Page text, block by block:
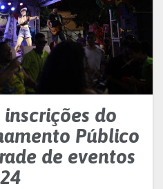
inscrições do
Público
de eventos